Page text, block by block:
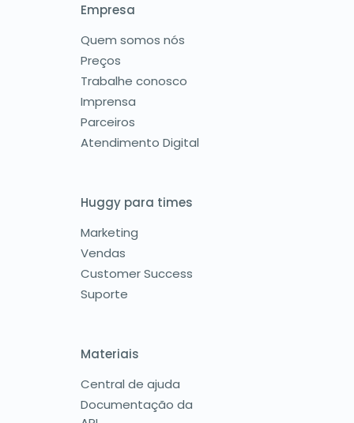
Empresa
Quem somos nós
Preços
Trabalhe conosco
Imprensa
Parceiros
Atendimento Digital
Huggy para times
Marketing
Vendas
Customer Success
Suporte
Materiais
Central de ajuda
Documentação da